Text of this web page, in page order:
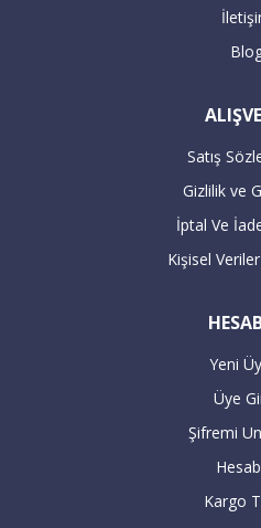
16:00’dan sonra
siparişleriniz takip
Havale / EFT ile
sipariş tutarının
günü içerisinde
siparişleriniz geçersiz
Yaptığınız ödemeleri
Satış
Gizlilik ve
İptal Ve
Kişisel
Yeni
Üye
Şifremi
Kargo